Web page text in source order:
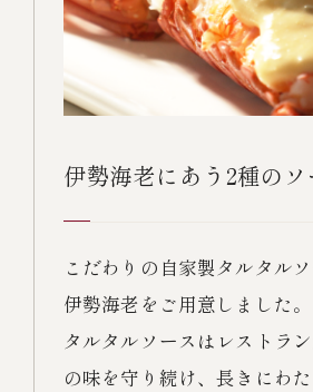
伊勢海老にあう2種のソ
こだわりの自家製タルタル
伊勢海老をご用意しました。
タルタルソースはレストラ
の味を守り続け、長きにわ